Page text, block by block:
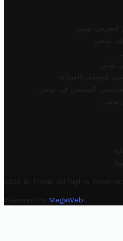
الضريبي تونس
تونس
تونس
للموظف/المتقاعد
المقيمين في تونس
تونس
2025 © Trovit. All Rights
Powered By MegaWeb